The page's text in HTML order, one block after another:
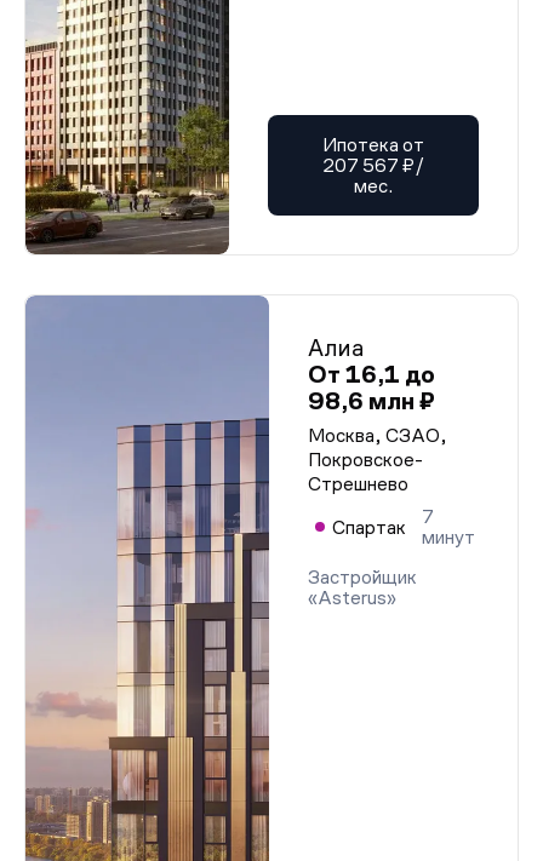
Ипотека от
207 567 ₽/
мес.
Алиа
От 16,1 до
98,6 млн ₽
Москва, СЗАО,
Покровское-
Стрешнево
Спартак
7
минут
Застройщик
«Asterus»